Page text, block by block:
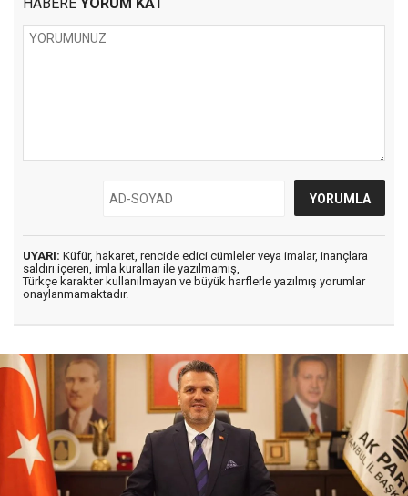
UYARI: Küfür, hakaret, rencide edici cümleler veya imalar, inançlara
saldırı içeren, imla kuralları ile yazılmamış,
Türkçe karakter kullanılmayan ve büyük harflerle yazılmış yorumlar
onaylanmamaktadır.